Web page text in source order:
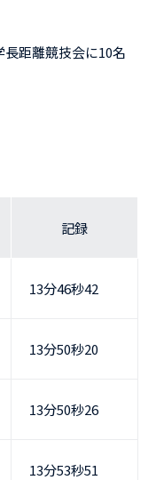
距離競技会に10名
記録
13分46秒42
13分50秒20
13分50秒26
13分53秒51